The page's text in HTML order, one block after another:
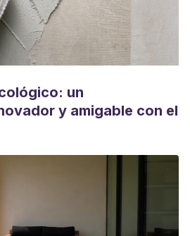
un
y amigable con el